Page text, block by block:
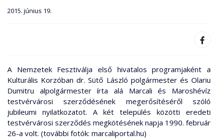
2015. június 19.
A Nemzetek Fesztiválja első hivatalos programjaként a
Kulturális Korzóban dr. Sütő László polgármester és Olariu
Dumitru alpolgármester írta alá Marcali és Maroshévíz
testvérvárosi szerződésének megerősítéséről szóló
jubileumi nyilatkozatot. A két település közötti eredeti
testvérvárosi szerződés megkötésének napja 1990. február
26-a volt. (további fotók: marcaliportal.hu)